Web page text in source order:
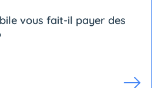
vous fait-il payer des